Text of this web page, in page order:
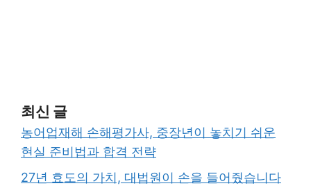
최신 글
농어업재해 손해평가사, 중장년이 놓치기 쉬운
현실 준비법과 합격 전략
27년 효도의 가치, 대법원이 손을 들어줬습니다